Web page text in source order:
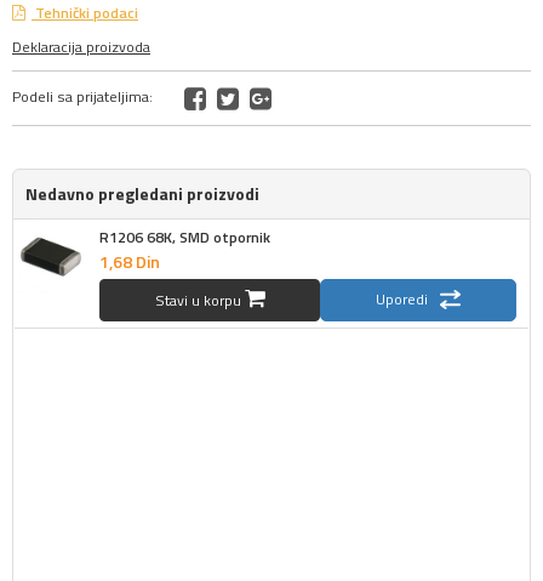
Tehnički podaci
Deklaracija proizvoda
Podeli sa prijateljima:
Nedavno pregledani proizvodi
R1206 68K, SMD otpornik
1,68Din
Stavi u korpu Uporedi